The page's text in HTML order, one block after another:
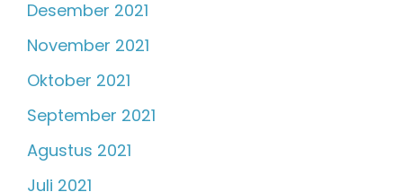
Desember 2021
November 2021
Oktober 2021
September 2021
Agustus 2021
Juli 2021